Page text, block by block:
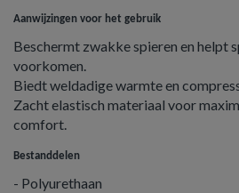
Aanwijzingen voor het gebruik
Beschermt zwakke spieren en helpt
voorkomen.
Biedt weldadige warmte en
Zacht elastisch materiaal voor
comfort.
Bestanddelen
- Polyurethaan